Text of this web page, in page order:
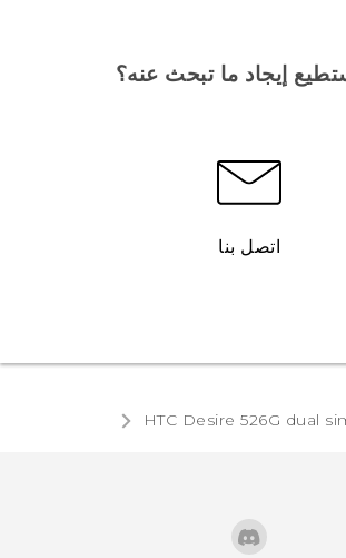
إيجاد ما تبحث عنه؟
اتصل بنا
HTC Desire 526G dual